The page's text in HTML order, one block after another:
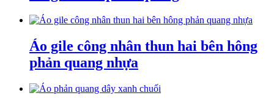
Áo gile công nhân thun hai bên hông
phản quang nhựa